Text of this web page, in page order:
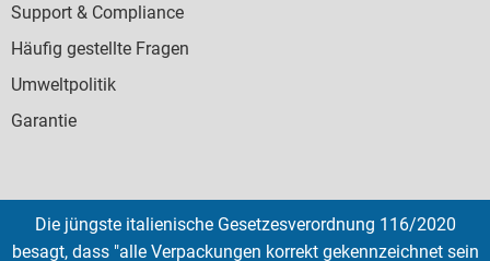
Support & Compliance
Häufig gestellte Fragen
Umweltpolitik
Garantie
SOCIAL
Die jüngste italienische Gesetzesverordnung 116/2020
besagt, dass "alle Verpackungen korrekt gekennzeichnet sein